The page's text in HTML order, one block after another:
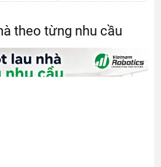
theo từng nhu cầu